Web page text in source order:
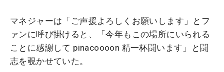
マネジャーは「ご声援よろしくお願いします」とフ
ァンに呼び掛けると、「今年もこの場所にいられる
ことに感謝して pinacoooon 精一杯闘います」と闘
志を覗かせていた。